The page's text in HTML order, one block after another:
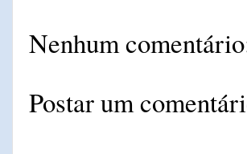
Nenhum
Postar um